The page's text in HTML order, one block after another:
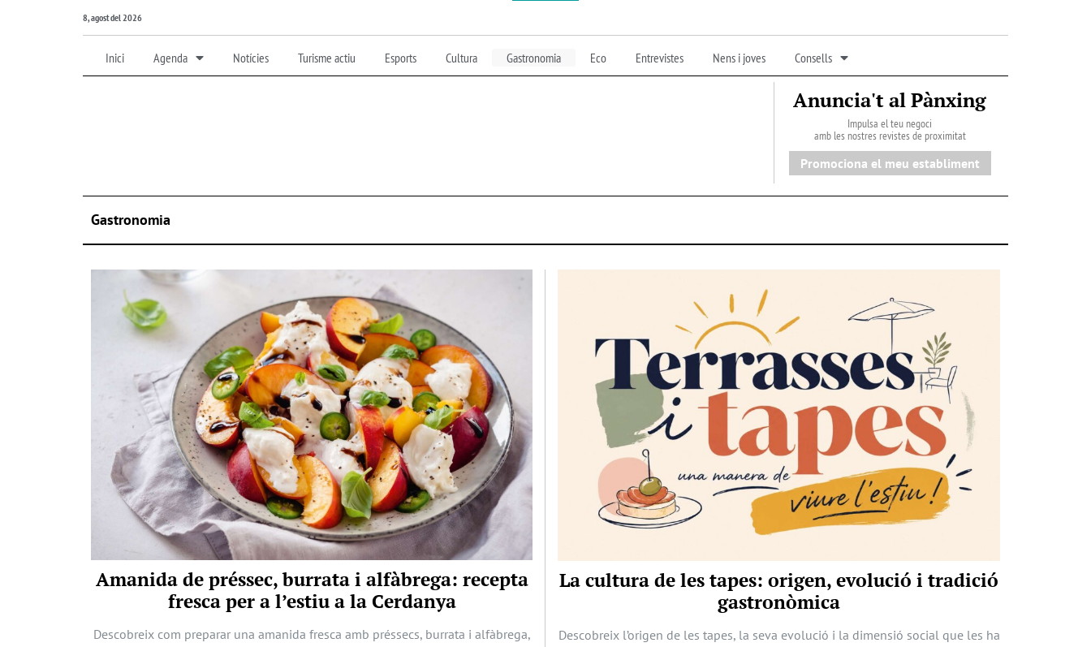
8, agost del 2026
Inici Agenda Notícies Turisme actiu Esports Cultura Gastronomia Eco Entrevistes Nens i joves Consells
Anuncia't al Pànxing
Impulsa el teu negoci
amb les nostres revistes de proximitat
Promociona el meu establiment
Gastronomia
Amanida de préssec, burrata i alfàbrega: recepta
fresca per a l’estiu a la Cerdanya
Descobreix com preparar una amanida fresca amb préssecs, burrata i alfàbrega,
La cultura de les tapes: origen, evolució i tradició
gastronòmica
Descobreix l’origen de les tapes, la seva evolució i la dimensió social que les ha